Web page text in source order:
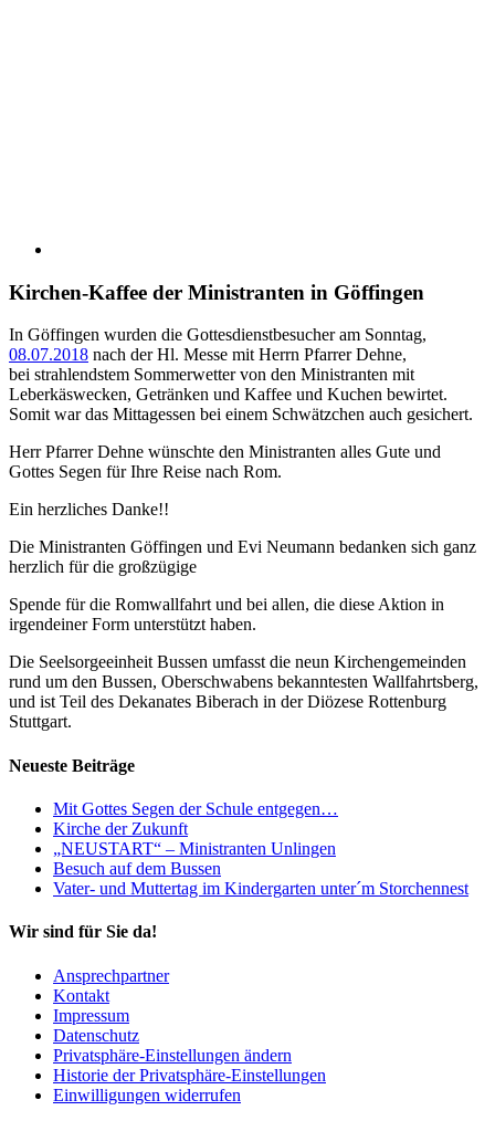
Kirchen-Kaffee der Ministranten in Göffingen
In Göffingen wurden die Gottesdienstbesucher am Sonntag,
08.07.2018 nach der Hl. Messe mit Herrn Pfarrer Dehne,
bei strahlendstem Sommerwetter von den Ministranten mit
Leberkäswecken, Getränken und Kaffee und Kuchen bewirtet.
Somit war das Mittagessen bei einem Schwätzchen auch gesichert.
Herr Pfarrer Dehne wünschte den Ministranten alles Gute und
Gottes Segen für Ihre Reise nach Rom.
Ein herzliches Danke!!
Die Ministranten Göffingen und Evi Neumann bedanken sich ganz
herzlich für die großzügige
Spende für die Romwallfahrt und bei allen, die diese Aktion in
irgendeiner Form unterstützt haben.
Die Seelsorgeeinheit Bussen umfasst die neun Kirchengemeinden
rund um den Bussen, Oberschwabens bekanntesten Wallfahrtsberg,
und ist Teil des Dekanates Biberach in der Diözese Rottenburg
Stuttgart.
Neueste Beiträge
Mit Gottes Segen der Schule entgegen…
Kirche der Zukunft
„NEUSTART“ – Ministranten Unlingen
Besuch auf dem Bussen
Vater- und Muttertag im Kindergarten unter´m Storchennest
Wir sind für Sie da!
Ansprechpartner
Kontakt
Impressum
Datenschutz
Privatsphäre-Einstellungen ändern
Historie der Privatsphäre-Einstellungen
Einwilligungen widerrufen